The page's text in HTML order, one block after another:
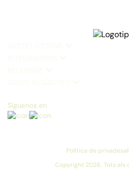
Síguenos en
Copyright 2026. Tots els
Política de privadesa